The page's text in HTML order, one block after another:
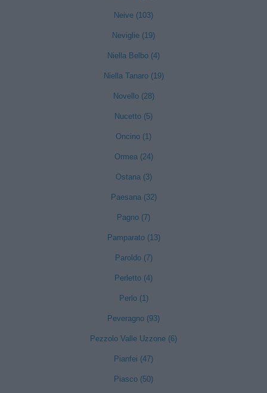
Neive (103)
Neviglie (19)
Niella Belbo (4)
Niella Tanaro (19)
Novello (28)
Nucetto (5)
Oncino (1)
Ormea (24)
Ostana (3)
Paesana (32)
Pagno (7)
Pamparato (13)
Paroldo (7)
Perletto (4)
Perlo (1)
Peveragno (93)
Pezzolo Valle Uzzone (6)
Pianfei (47)
Piasco (50)